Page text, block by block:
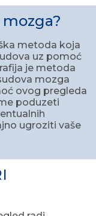
metoda koja
uz pomoć
je metoda
mozga
ovog pregleda
poduzeti
ugroziti vaše